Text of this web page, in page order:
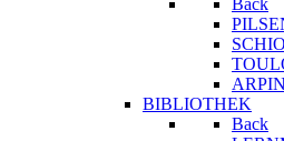
Back
SCHIO
BIBLIOTHEK
Back